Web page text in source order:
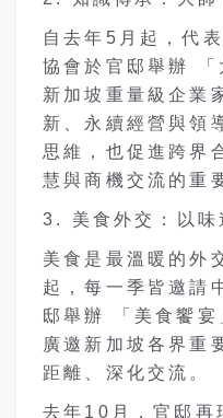
自去年5月起，代
協會於官邸舉辦 「
新加坡重量級企業
新、永續經營與領
思維，也促進跨界
慧與商機交流的重
3. 美食外交：以味
美食是最溫暖的外
起，每一季皆邀請
邸舉辦 「美食饗宴
廣邀新加坡各界重
距離、深化交流。
去年10月，官邸再